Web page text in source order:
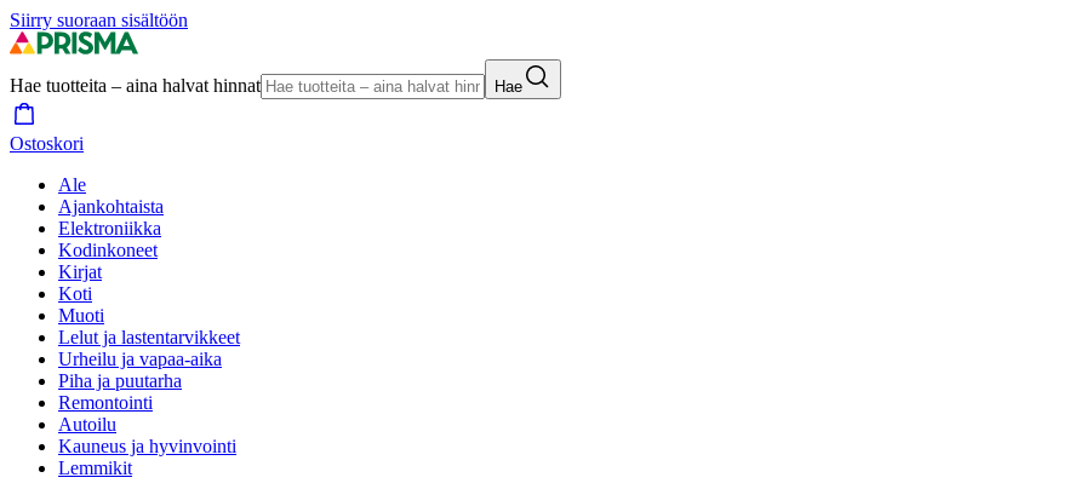
Siirry suoraan sisältöön
Hae tuotteita – aina halvat hinnat Hae
Ostoskori
Ale
Ajankohtaista
Elektroniikka
Kodinkoneet
Kirjat
Koti
Muoti
Lelut ja lastentarvikkeet
Urheilu ja vapaa-aika
Piha ja puutarha
Remontointi
Autoilu
Kauneus ja hyvinvointi
Lemmikit